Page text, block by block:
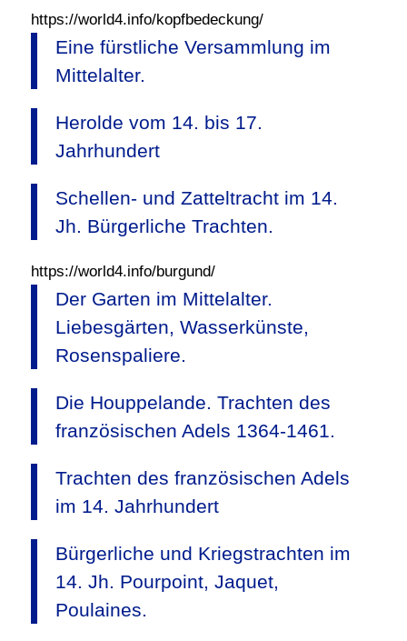
https://world4.info/kopfbedeckung/
Eine fürstliche Versammlung im
Mittelalter.
Herolde vom 14. bis 17.
Jahrhundert
Schellen- und Zatteltracht im 14.
Jh. Bürgerliche Trachten.
https://world4.info/burgund/
Der Garten im Mittelalter.
Liebesgärten, Wasserkünste,
Rosenspaliere.
Die Houppelande. Trachten des
französischen Adels 1364-1461.
Trachten des französischen Adels
im 14. Jahrhundert
Bürgerliche und Kriegstrachten im
14. Jh. Pourpoint, Jaquet,
Poulaines.